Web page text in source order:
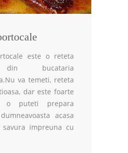
este o reteta
bucataria
va temeti, reteta
dar este foarte
o puteti prepara
acasa
impreuna cu